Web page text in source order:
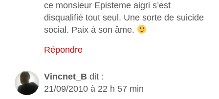
ce monsieur Episteme aigri s’est
disqualifié tout seul. Une sorte de suicide
social. Paix à son âme.
Répondre
Vincnet_B dit :
21/09/2010 à 22 h 57 min